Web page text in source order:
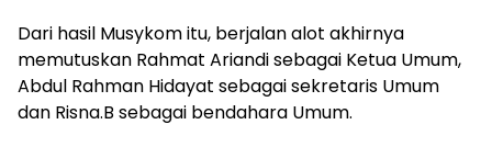
Dari hasil Musykom itu, berjalan alot akhirnya
memutuskan Rahmat Ariandi sebagai Ketua Umum,
Abdul Rahman Hidayat sebagai sekretaris Umum
dan Risna.B sebagai bendahara Umum.